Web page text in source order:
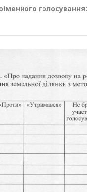
голосування: